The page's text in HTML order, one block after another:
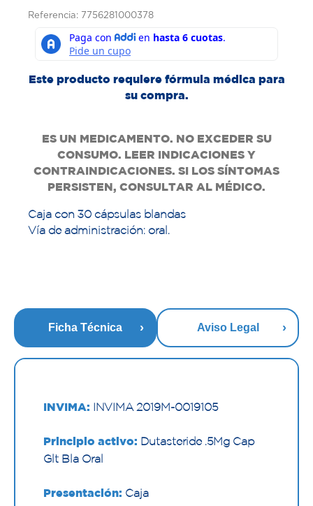
Referencia: 7756281000378
Este producto requiere fórmula médica para
su compra.
ES UN MEDICAMENTO. NO EXCEDER SU
CONSUMO. LEER INDICACIONES Y
CONTRAINDICACIONES. SI LOS SÍNTOMAS
PERSISTEN, CONSULTAR AL MÉDICO.
Caja con 30 cápsulas blandas
Vía de administración: oral.
Ficha Técnica Aviso Legal
INVIMA: INVIMA 2019M-0019105
Principio activo: Dutasteride .5Mg Cap
Glt Bla Oral
Presentación: Caja